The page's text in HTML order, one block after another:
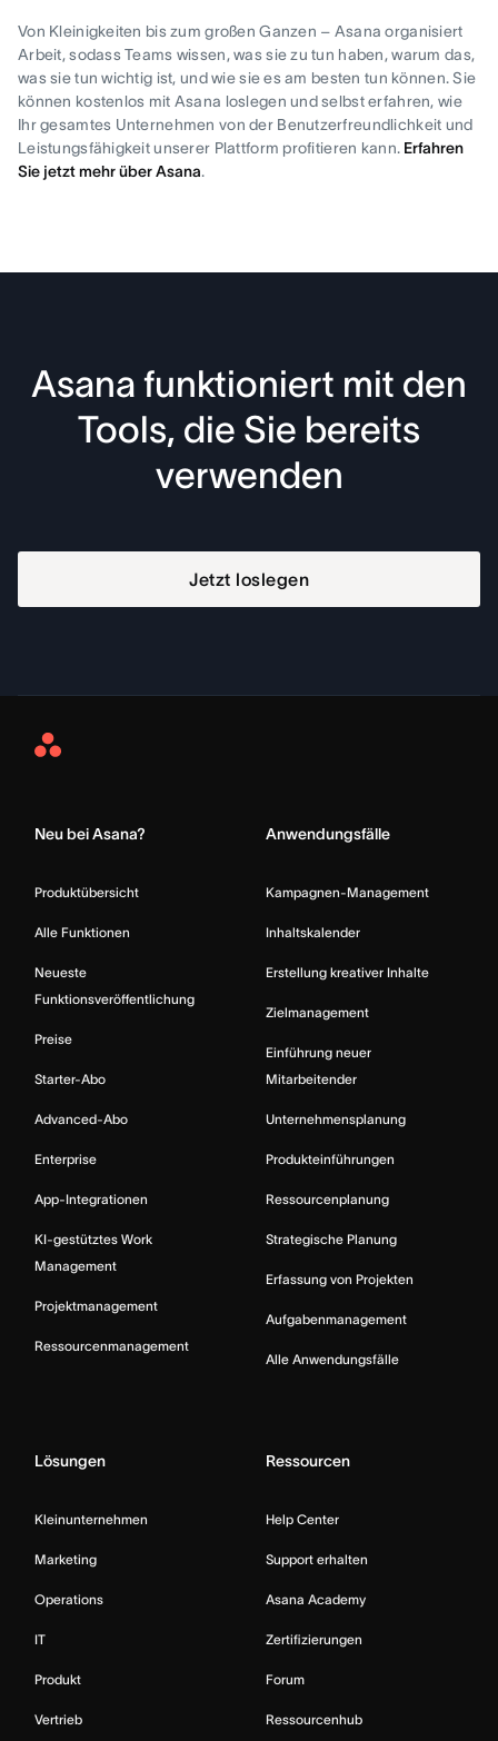
Von Kleinigkeiten bis zum großen Ganzen – Asana organisiert
Arbeit, sodass Teams wissen, was sie zu tun haben, warum das,
was sie tun wichtig ist, und wie sie es am besten tun können. Sie
können kostenlos mit Asana loslegen und selbst erfahren, wie
Ihr gesamtes Unternehmen von der Benutzerfreundlichkeit und
Leistungsfähigkeit unserer Plattform profitieren kann. Erfahren
Sie jetzt mehr über Asana.
Asana funktioniert mit den
Tools, die Sie bereits
verwenden
Jetzt loslegen
Asana
Neu bei Asana?
Produktübersicht
Alle Funktionen
Neueste
Funktionsveröffentlichung
Preise
Starter-Abo
Advanced-Abo
Enterprise
App-Integrationen
KI-gestütztes Work
Management
Projektmanagement
Ressourcenmanagement
Anwendungsfälle
Kampagnen-Management
Inhaltskalender
Erstellung kreativer Inhalte
Zielmanagement
Einführung neuer
Mitarbeitender
Unternehmensplanung
Produkteinführungen
Ressourcenplanung
Strategische Planung
Erfassung von Projekten
Aufgabenmanagement
Alle Anwendungsfälle
Lösungen
Kleinunternehmen
Marketing
Operations
IT
Produkt
Vertrieb
Ressourcen
Help Center
Support erhalten
Asana Academy
Zertifizierungen
Forum
Ressourcenhub